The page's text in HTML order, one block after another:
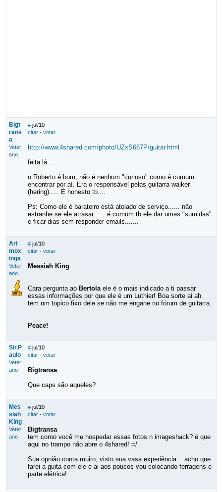
Bigt
rans
a
Veter
ano
# jul/10
citar· votar
http://www.4shared.com/photo/UZxS667P/guitar.html
feita lá......
o Roberto é bom, não é nenhum "curioso" como é comum
encontrar por aí. Era o responsável pelas guitarra walker
(hering)..... É honesto tb....
Ps: Como ele é barateiro está atolado de serviço...... não
estranhe se ele atrasar...... é comum tb ele dar umas "sumidas"
e ficar dias sem responder emails.......
Ari
mox
inga
Veter
ano
# jul/10
citar· votar
Messiah King
Cara pergunta ao Bertolaele é o mais indicado a ti passar
essas informações por que ele é um Luthier! Boa sorte ai ah
tem um topico fixo dele se não me engane no fórum de guitarra.
Peace!
Sir.P
aulo
Veter
ano
# jul/10
citar· votar
Bigtransa
Que caps são aqueles?
Mes
siah
King
Veter
ano
# jul/10
citar· votar
Bigtransa
tem como você me hospedar essas fotos n imageshack? é que
aqui no trampo não abre o 4shared! =/
Sua opnião conta muito, visto sua vasa experiência... acho que
farei a guita com ele e ai aos poucos vou colocando ferragens e
parte elétrica!